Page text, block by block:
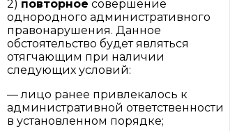
2) повторное совершение
однородного административного
правонарушения. Данное
обстоятельство будет являться
отягчающим при наличии
следующих условий:
— лицо ранее привлекалось к
административной ответственности
в установленном порядке;